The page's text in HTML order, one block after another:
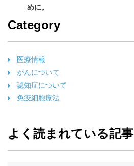
めに。
Category
医療情報
がんについて
認知症について
免疫細胞療法
よく読まれている記事